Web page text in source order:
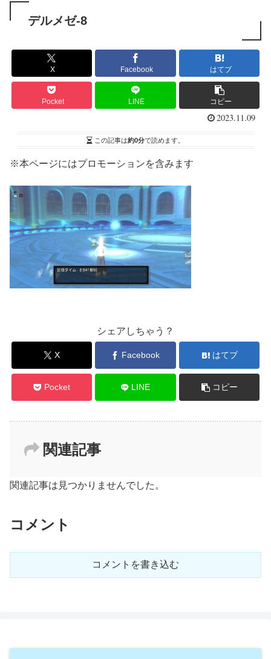
デルメゼ-8
X Facebook はてブ
Pocket LINE コピー
2023.11.09
この記事は約0分で読めます。
※本ページにはプロモーションを含みます
シェアしちゃう？
X Facebook はてブ
Pocket LINE コピー
関連記事
関連記事は見つかりませんでした。
コメント
コメントを書き込む